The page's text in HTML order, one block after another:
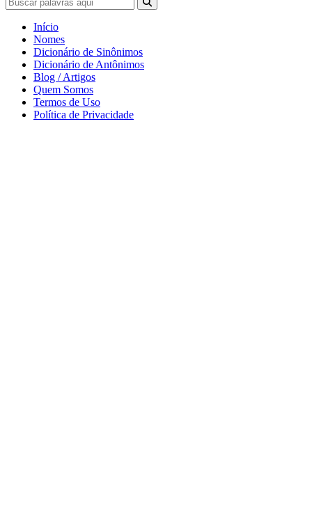
Início
Nomes
Dicionário de Sinônimos
Dicionário de Antônimos
Blog / Artigos
Quem Somos
Termos de Uso
Política de Privacidade